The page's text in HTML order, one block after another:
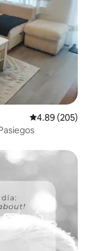
Calificación
4.89 (205)